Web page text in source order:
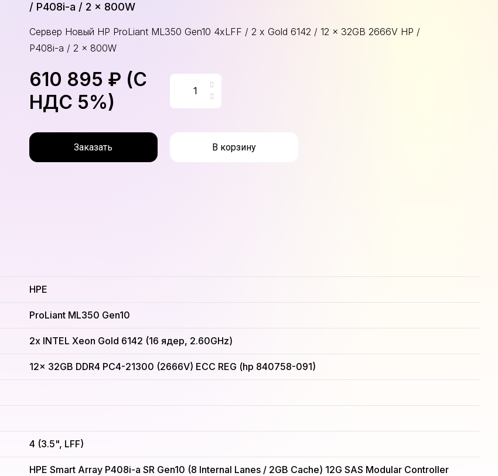
/ P408i-a / 2 x 800W
Сервер Новый HP ProLiant ML350 Gen10 4xLFF / 2 x Gold 6142 / 12 x 32GB 2666V HP /
P408i-a / 2 x 800W
610 895 ₽ (С
НДС 5%)
Заказать В корзину
HPE
ProLiant ML350 Gen10
2x INTEL Xeon Gold 6142 (16 ядер, 2.60GHz)
12x 32GB DDR4 PC4-21300 (2666V) ECC REG (hp 840758-091)
4 (3.5", LFF)
HPE Smart Array P408i-a SR Gen10 (8 Internal Lanes / 2GB Cache) 12G SAS Modular Controller